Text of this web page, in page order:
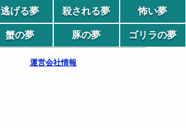
逃げる夢 殺される夢 怖い夢
蟹の夢 豚の夢 ゴリラの夢
運営会社情報